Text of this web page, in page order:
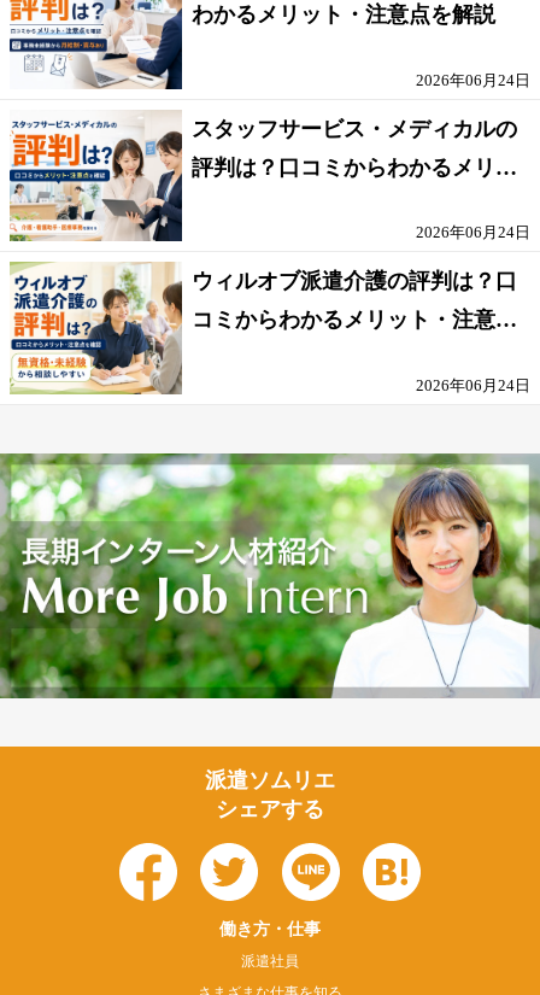
わかるメリット・注意点を解説
2026年06月24日
スタッフサービス・メディカルの
評判は？口コミからわかるメリッ
2026年06月24日
ウィルオブ派遣介護の評判は？口
コミからわかるメリット・注意点
2026年06月24日
派遣ソムリエ
シェアする
働き方・仕事
派遣社員